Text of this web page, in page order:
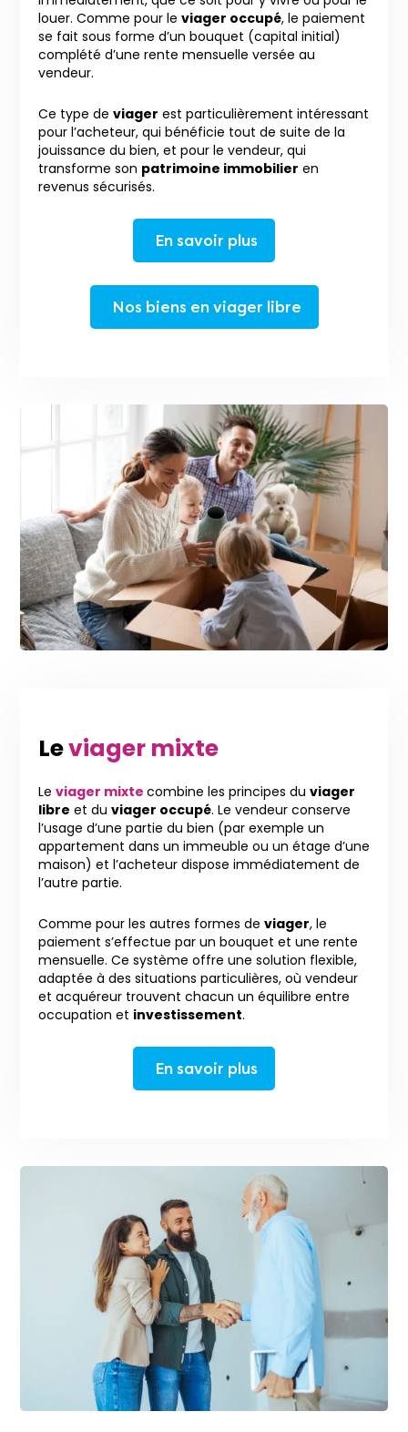
louer. Comme pour le viager occupé, le paiement
se fait sous forme d’un bouquet (capital initial)
complété d’une rente mensuelle versée au
vendeur.
Ce type de viager est particulièrement intéressant
pour l’acheteur, qui bénéficie tout de suite de la
jouissance du bien, et pour le vendeur, qui
transforme son patrimoine immobilier en
revenus sécurisés.
En savoir plus
Nos biens en viager libre
Leviager mixte
Le viager mixte combine les principes du viager
libre et du viager occupé. Le vendeur conserve
l’usage d’une partie du bien (par exemple un
appartement dans un immeuble ou un étage d’une
maison) et l’acheteur dispose immédiatement de
l’autre partie.
Comme pour les autres formes de viager, le
paiement s’effectue par un bouquet et une rente
mensuelle. Ce système offre une solution flexible,
adaptée à des situations particulières, où vendeur
et acquéreur trouvent chacun un équilibre entre
occupation et investissement.
En savoir plus